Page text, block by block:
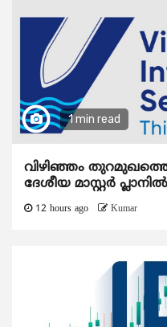
1 min read
വിഴിഞ്ഞം തുറമുഖത്തെ
ദേശീയ മാസ്റ്റർ
12 hours ago Kumar